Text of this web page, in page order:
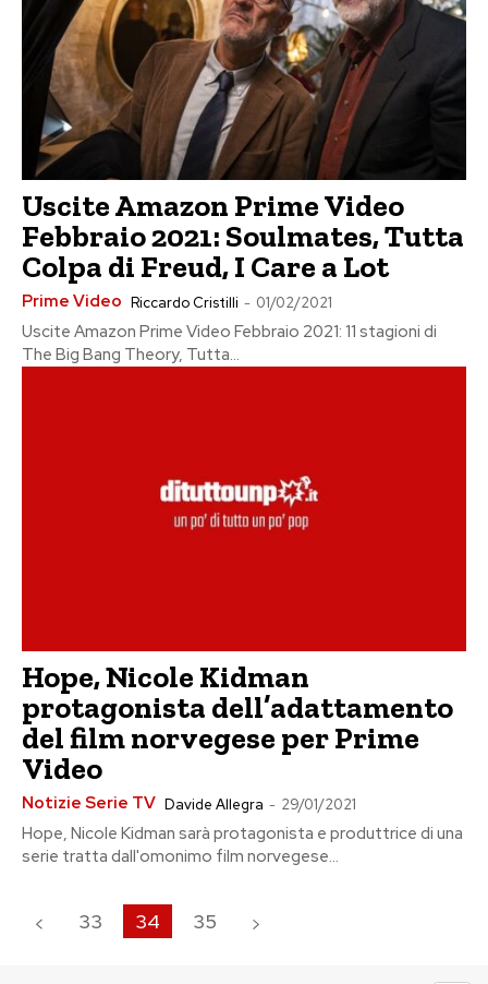
Uscite Amazon Prime Video
Febbraio 2021: Soulmates, Tutta
Colpa di Freud, I Care a Lot
Prime Video Riccardo Cristilli - 01/02/2021
Uscite Amazon Prime Video Febbraio 2021: 11 stagioni di
The Big Bang Theory, Tutta...
Hope, Nicole Kidman
protagonista dell’adattamento
del film norvegese per Prime
Video
Notizie Serie TV Davide Allegra - 29/01/2021
Hope, Nicole Kidman sarà protagonista e produttrice di una
serie tratta dall'omonimo film norvegese...
33 34 35